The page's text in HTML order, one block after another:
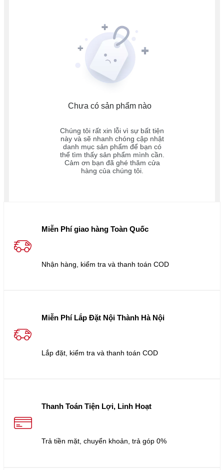
Chưa có sản phẩm nào
Chúng tôi rất xin lỗi vì sự bất tiện
này và sẽ nhanh chóng cập nhật
danh mục sản phẩm để bạn có
thể tìm thấy sản phẩm mình cần.
Cảm ơn bạn đã ghé thăm cửa
hàng của chúng tôi.
Miễn Phí giao hàng Toàn Quốc
Nhận hàng, kiểm tra và thanh toán COD
Miễn Phí Lắp Đặt Nội Thành Hà Nội
Lắp đặt, kiểm tra và thanh toán COD
Thanh Toán Tiện Lợi, Linh Hoạt
Trả tiền mặt, chuyển khoản, trả góp 0%